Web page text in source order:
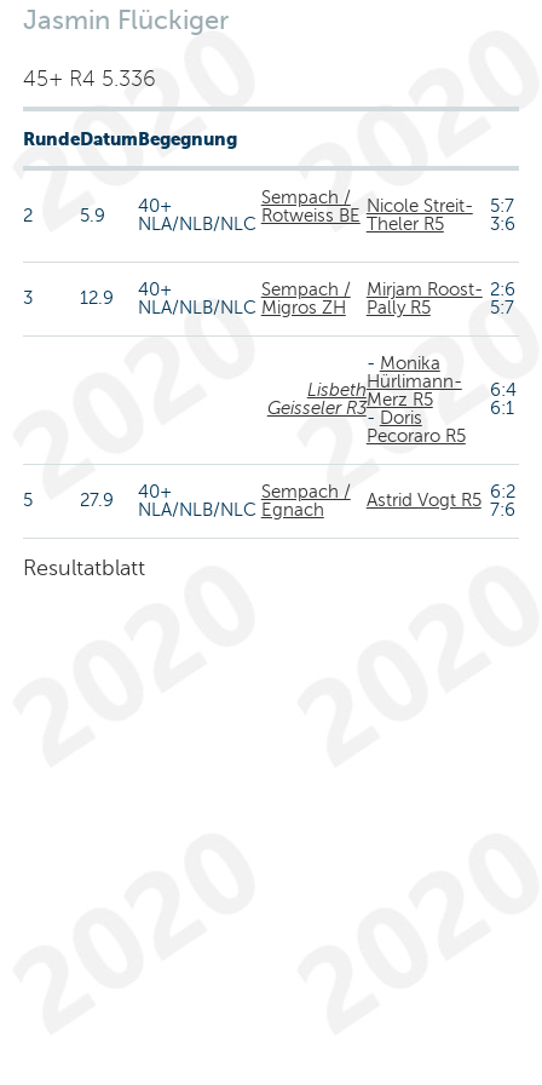
Jasmin Flückiger
45+ R4 5.336
RundeDatumBegegnung
2 5.9
40+
NLA/NLB/NLC
Sempach /
Rotweiss BE Nicole Streit-
Theler R5
5:7
3:6
3 12.9
40+
NLA/NLB/NLC
Sempach /
Migros ZH
Mirjam Roost-
Pally R5
2:6
5:7
Lisbeth
Geisseler R3
- Monika
Hürlimann-
Merz R5
- Doris
Pecoraro R5
6:4
6:1
5 27.9
40+
NLA/NLB/NLC
Sempach /
Egnach
Astrid Vogt R5 6:2
7:6
Resultatblatt